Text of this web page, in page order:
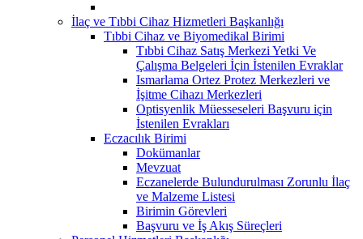
İlaç ve Tıbbi Cihaz Hizmetleri Başkanlığı
Tıbbi Cihaz ve Biyomedikal Birimi
Tıbbi Cihaz Satış Merkezi Yetki Ve
Çalışma Belgeleri İçin İstenilen Evraklar
Ismarlama Ortez Protez Merkezleri ve
İşitme Cihazı Merkezleri
Optisyenlik Müesseseleri Başvuru için
İstenilen Evrakları
Eczacılık Birimi
Dokümanlar
Mevzuat
Eczanelerde Bulundurulması Zorunlu İlaç
ve Malzeme Listesi
Birimin Görevleri
Başvuru ve İş Akış Süreçleri